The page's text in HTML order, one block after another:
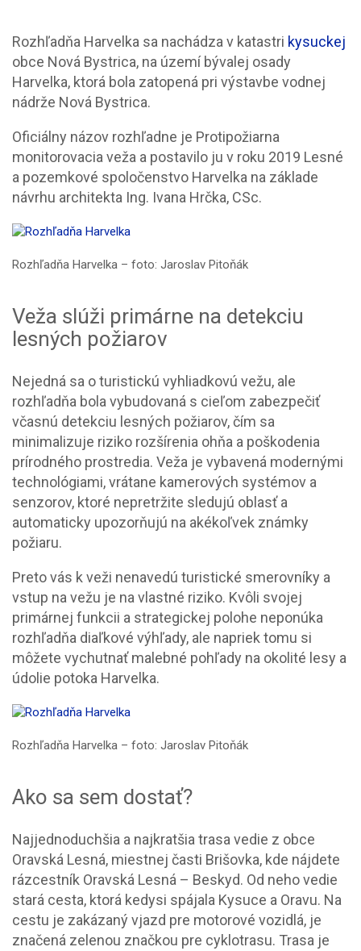
Rozhľadňa Harvelka sa nachádza v katastri kysuckej
obce Nová Bystrica, na území bývalej osady
Harvelka, ktorá bola zatopená pri výstavbe vodnej
nádrže Nová Bystrica.
Oficiálny názov rozhľadne je Protipožiarna
monitorovacia veža a postavilo ju v roku 2019 Lesné
a pozemkové spoločenstvo Harvelka na základe
návrhu architekta Ing. Ivana Hrčka, CSc.
Rozhľadňa Harvelka – foto: Jaroslav Pitoňák
Veža slúži primárne na detekciu
lesných požiarov
Nejedná sa o turistickú vyhliadkovú vežu, ale
rozhľadňa bola vybudovaná s cieľom zabezpečiť
včasnú detekciu lesných požiarov, čím sa
minimalizuje riziko rozšírenia ohňa a poškodenia
prírodného prostredia. Veža je vybavená modernými
technológiami, vrátane kamerových systémov a
senzorov, ktoré nepretržite sledujú oblasť a
automaticky upozorňujú na akékoľvek známky
požiaru.
Preto vás k veži nenavedú turistické smerovníky a
vstup na vežu je na vlastné riziko. Kvôli svojej
primárnej funkcii a strategickej polohe neponúka
rozhľadňa diaľkové výhľady, ale napriek tomu si
môžete vychutnať malebné pohľady na okolité lesy a
údolie potoka Harvelka.
Rozhľadňa Harvelka – foto: Jaroslav Pitoňák
Ako sa sem dostať?
Najjednoduchšia a najkratšia trasa vedie z obce
Oravská Lesná, miestnej časti Brišovka, kde nájdete
rázcestník Oravská Lesná – Beskyd. Od neho vedie
stará cesta, ktorá kedysi spájala Kysuce a Oravu. Na
cestu je zakázaný vjazd pre motorové vozidlá, je
značená zelenou značkou pre cyklotrasu. Trasa je